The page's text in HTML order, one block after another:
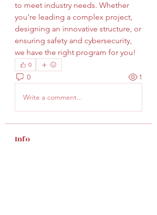
to meet industry needs. Whether
you're leading a complex project,
designing an innovative structure, or
ensuring safety and cybersecurity,
we have the right program for you!
0
0 1
Write a comment...
Info